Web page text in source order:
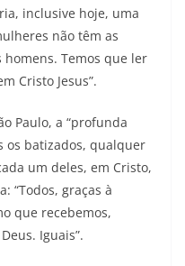
inclusive hoje, uma
não têm as
Temos que ler
Cristo Jesus”.
Paulo, a “profunda
os batizados, qualquer
um deles, em Cristo,
“Todos, graças à
que recebemos,
Iguais”.